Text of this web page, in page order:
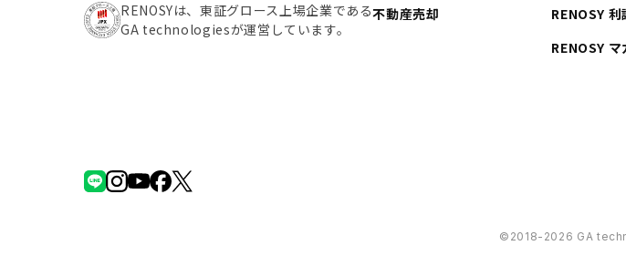
RENOSYは、東証グロース上場企業である
GA technologiesが運営しています。
不動産売却
RENOSY 利
RENOSY
©︎2018-2026 GA